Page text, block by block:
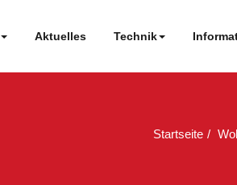
Aktuelles Technik
Startseite